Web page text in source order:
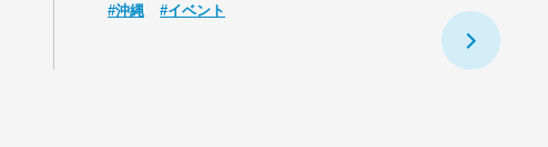
#沖縄 #イベント